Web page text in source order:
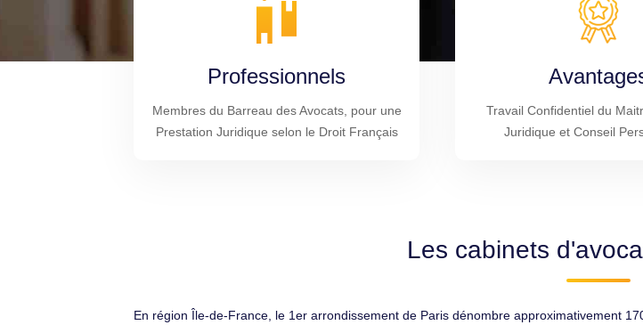
Professionnels
Membres du Barreau des Avocats, pour une
Prestation Juridique selon le Droit Français
Travail Confidentiel du
Juridique et Conseil
Les cabinets
En région Île-de-France, le 1er arrondissement de Paris dénombre approximativement